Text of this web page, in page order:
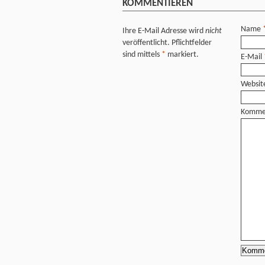
KOMMENTIEREN
Ihre E-Mail Adresse wird nicht
veröffentlicht. Pflichtfelder
sind mittels * markiert.
Name
E-Mail